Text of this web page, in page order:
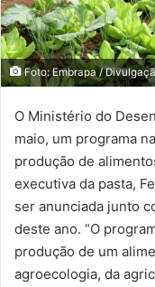
Foto: Embrapa /
O Ministério do
maio, um programa
produção de
executiva da pasta,
ser anunciada junto
deste ano. “O
produção de um
agroecologia, da